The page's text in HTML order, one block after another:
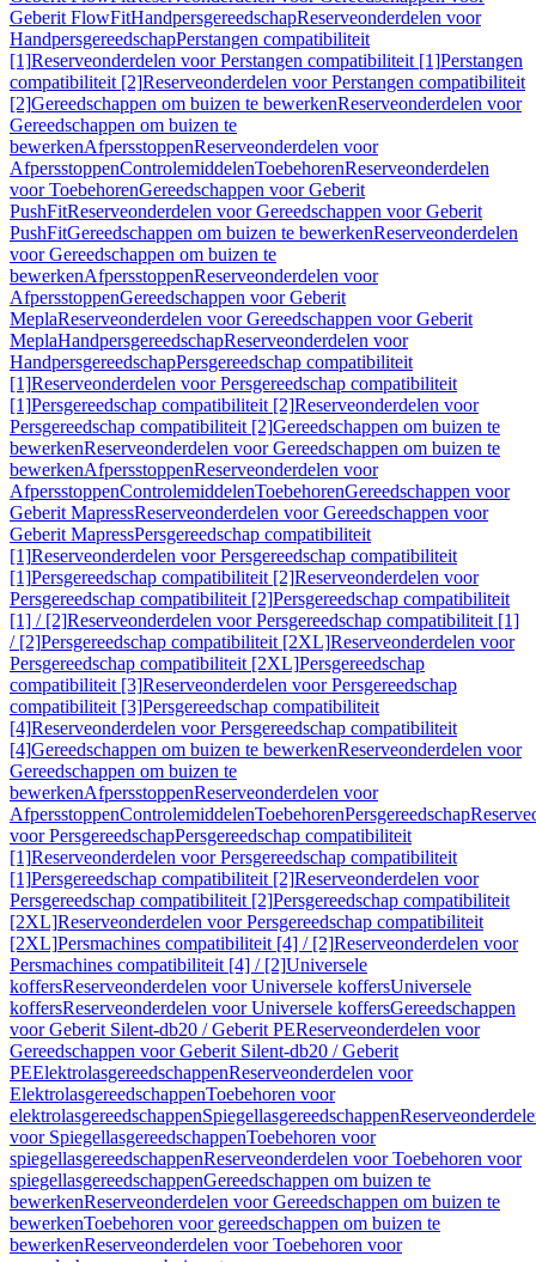
Geberit FlowFitHandpersgereedschapReserveonderdelen voor
HandpersgereedschapPerstangen compatibiliteit
[1]Reserveonderdelen voor Perstangen compatibiliteit [1]Perstangen
compatibiliteit [2]Reserveonderdelen voor Perstangen compatibiliteit
[2]Gereedschappen om buizen te bewerkenReserveonderdelen voor
Gereedschappen om buizen te
bewerkenAfpersstoppenReserveonderdelen voor
AfpersstoppenControlemiddelenToebehorenReserveonderdelen
voor ToebehorenGereedschappen voor Geberit
PushFitReserveonderdelen voor Gereedschappen voor Geberit
PushFitGereedschappen om buizen te bewerkenReserveonderdelen
voor Gereedschappen om buizen te
bewerkenAfpersstoppenReserveonderdelen voor
AfpersstoppenGereedschappen voor Geberit
MeplaReserveonderdelen voor Gereedschappen voor Geberit
MeplaHandpersgereedschapReserveonderdelen voor
HandpersgereedschapPersgereedschap compatibiliteit
[1]Reserveonderdelen voor Persgereedschap compatibiliteit
[1]Persgereedschap compatibiliteit [2]Reserveonderdelen voor
Persgereedschap compatibiliteit [2]Gereedschappen om buizen te
bewerkenReserveonderdelen voor Gereedschappen om buizen te
bewerkenAfpersstoppenReserveonderdelen voor
AfpersstoppenControlemiddelenToebehorenGereedschappen voor
Geberit MapressReserveonderdelen voor Gereedschappen voor
Geberit MapressPersgereedschap compatibiliteit
[1]Reserveonderdelen voor Persgereedschap compatibiliteit
[1]Persgereedschap compatibiliteit [2]Reserveonderdelen voor
Persgereedschap compatibiliteit [2]Persgereedschap compatibiliteit
[1] / [2]Reserveonderdelen voor Persgereedschap compatibiliteit [1]
/ [2]Persgereedschap compatibiliteit [2XL]Reserveonderdelen voor
Persgereedschap compatibiliteit [2XL]Persgereedschap
compatibiliteit [3]Reserveonderdelen voor Persgereedschap
compatibiliteit [3]Persgereedschap compatibiliteit
[4]Reserveonderdelen voor Persgereedschap compatibiliteit
[4]Gereedschappen om buizen te bewerkenReserveonderdelen voor
Gereedschappen om buizen te
bewerkenAfpersstoppenReserveonderdelen voor
AfpersstoppenControlemiddelenToebehorenPersgereedschap
voor PersgereedschapPersgereedschap compatibiliteit
[1]Reserveonderdelen voor Persgereedschap compatibiliteit
[1]Persgereedschap compatibiliteit [2]Reserveonderdelen voor
Persgereedschap compatibiliteit [2]Persgereedschap compatibiliteit
[2XL]Reserveonderdelen voor Persgereedschap compatibiliteit
[2XL]Persmachines compatibiliteit [4] / [2]Reserveonderdelen voor
Persmachines compatibiliteit [4] / [2]Universele
koffersReserveonderdelen voor Universele koffersUniversele
koffersReserveonderdelen voor Universele koffersGereedschappen
voor Geberit Silent-db20 / Geberit PEReserveonderdelen voor
Gereedschappen voor Geberit Silent-db20 / Geberit
PEElektrolasgereedschappenReserveonderdelen voor
ElektrolasgereedschappenToebehoren voor
elektrolasgereedschappenSpiegellasgereedschappen
voor SpiegellasgereedschappenToebehoren voor
spiegellasgereedschappenReserveonderdelen voor Toebehoren voor
spiegellasgereedschappenGereedschappen om buizen te
bewerkenReserveonderdelen voor Gereedschappen om buizen te
bewerkenToebehoren voor gereedschappen om buizen te
bewerkenReserveonderdelen voor Toebehoren voor